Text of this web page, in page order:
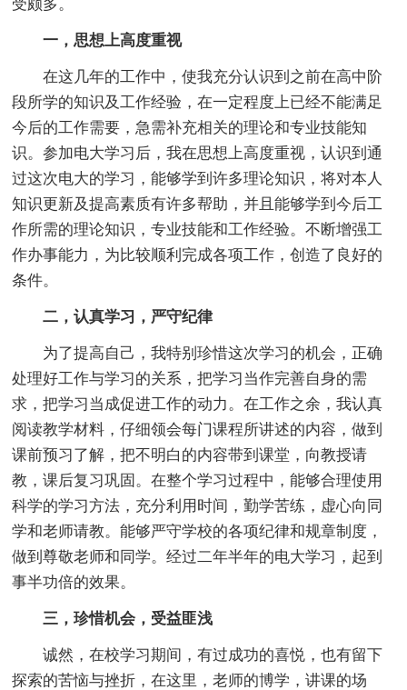
受颇多。
一，思想上高度重视
在这几年的工作中，使我充分认识到之前在高中阶
段所学的知识及工作经验，在一定程度上已经不能满足
今后的工作需要，急需补充相关的理论和专业技能知
识。参加电大学习后，我在思想上高度重视，认识到通
过这次电大的学习，能够学到许多理论知识，将对本人
知识更新及提高素质有许多帮助，并且能够学到今后工
作所需的理论知识，专业技能和工作经验。不断增强工
作办事能力，为比较顺利完成各项工作，创造了良好的
条件。
二，认真学习，严守纪律
为了提高自己，我特别珍惜这次学习的机会，正确
处理好工作与学习的关系，把学习当作完善自身的需
求，把学习当成促进工作的动力。在工作之余，我认真
阅读教学材料，仔细领会每门课程所讲述的内容，做到
课前预习了解，把不明白的内容带到课堂，向教授请
教，课后复习巩固。在整个学习过程中，能够合理使用
科学的学习方法，充分利用时间，勤学苦练，虚心向同
学和老师请教。能够严守学校的各项纪律和规章制度，
做到尊敬老师和同学。经过二年半年的电大学习，起到
事半功倍的效果。
三，珍惜机会，受益匪浅
诚然，在校学习期间，有过成功的喜悦，也有留下
探索的苦恼与挫折，在这里，老师的博学，讲课的场